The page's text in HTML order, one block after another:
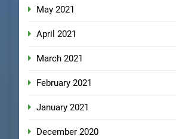
May 2021
April 2021
March 2021
February 2021
January 2021
December 2020